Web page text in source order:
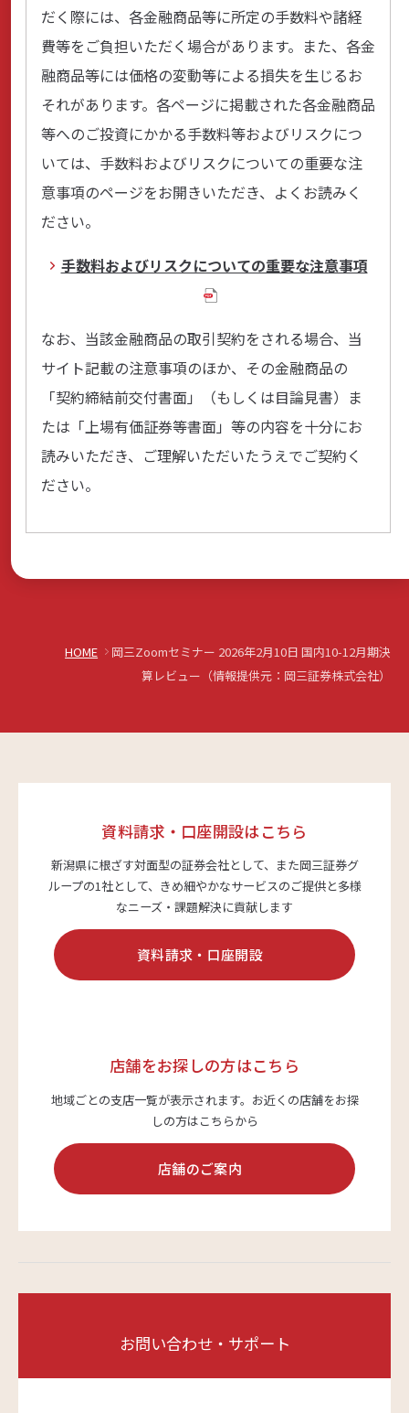
サポート・お手続き
会社案内
採用情報
よくあるご質問はこちら
問い合わせフォーム
0120-03-4649
受付時間：9:00～17:00（土・日・祝日を除く）
だく際には、各金融商品等に所定の手数料や諸経
費等をご負担いただく場合があります。また、各金
融商品等には価格の変動等による損失を生じるお
それがあります。各ページに掲載された各金融商品
等へのご投資にかかる手数料等およびリスクにつ
いては、手数料およびリスクについての重要な注
意事項のページをお開きいただき、よくお読みく
ださい。
手数料およびリスクについての重要な注意事項
なお、当該金融商品の取引契約をされる場合、当
サイト記載の注意事項のほか、その金融商品の
「契約締結前交付書面」（もしくは目論見書）ま
たは「上場有価証券等書面」等の内容を十分にお
読みいただき、ご理解いただいたうえでご契約く
ださい。
HOME
岡三Zoomセミナー 2026年2月10日 国内10-12月期決
算レビュー（情報提供元：岡三証券株式会社）
資料請求・口座開設はこちら
新潟県に根ざす対面型の証券会社として、また岡三証券グ
ループの1社として、 きめ細やかなサービスのご提供と多様
なニーズ・課題解決に貢献します
資料請求・口座開設
店舗をお探しの方はこちら
地域ごとの支店一覧が表示されます。 お近くの店舗をお探
しの方はこちらから
店舗のご案内
お問い合わせ・サポート